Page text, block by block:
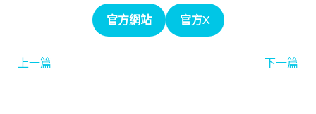
官方網站 官方X
上一篇 下一篇